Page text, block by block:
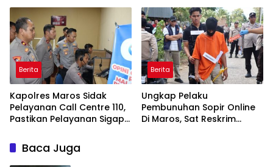
Panggung Penghargaan
bagi Pelayan Publik
Berprestasi
Keluarga
Berita
Kapolres Maros Sidak
Pelayanan Call Centre 110,
Pastikan Pelayanan Sigap
Berita
Ungkap Pelaku
Pembunuhan Sopir Online
Di Maros, Sat Reskrim
Baca Juga